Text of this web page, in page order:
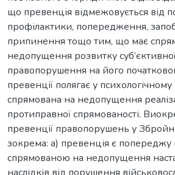
що превенція відмежовується від
профілактики, попередження,
припинення тощо тим, що має
недопущення розвитку
правопорушення на його
превенції полягає у психологічному
спрямована на недопущення
протиправної спрямованості.
превенції правопорушень у
зокрема: а) превенція є попереджу
спрямованою на недопущення